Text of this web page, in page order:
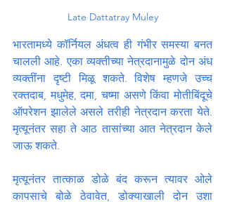
Late Dattatray Muley
भारतामध्ये कॉर्नियल अंधत्व ही गंभीर समस्या बनत
चालली आहे. एका व्यक्तीच्या नेत्रदानामुळे दोन अंध
व्यक्तींना दृष्टी मिळू शकते. विशेष म्हणजे उच्च
रक्तदाब, मधुमेह, दमा, चष्मा असणे किंवा मोतीबिंदूचे
ऑपरेशन झालेले असले तरीही नेत्रदान करता येते.
मृत्यूनंतर सहा ते आठ तासांच्या आत नेत्रदान केले
जाऊ शकते.
मृत्यूनंतर तात्काळ डोळे बंद करून त्यावर ओले
कापसाचे बोळे ठेवावेत, डोक्याखाली दोन उशा